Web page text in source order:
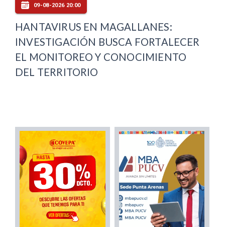
09-08-2026 20:00
HANTAVIRUS EN MAGALLANES:
INVESTIGACIÓN BUSCA FORTALECER
EL MONITOREO Y CONOCIMIENTO
DEL TERRITORIO